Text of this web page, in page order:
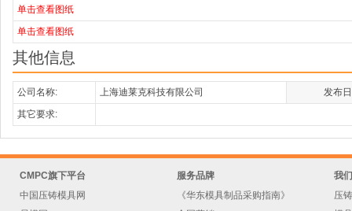
单击查看图纸
单击查看图纸
其他信息
公司名称: 上海迪莱克科技有限公司
发布
其它要求:
CMPC旗下平台
中国压铸模具网
服务品牌
《华东模具制品采购指南》
我
压